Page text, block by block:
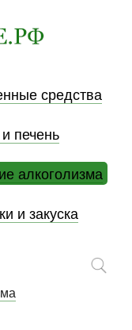
средства
печень
алкоголизма
и закуска